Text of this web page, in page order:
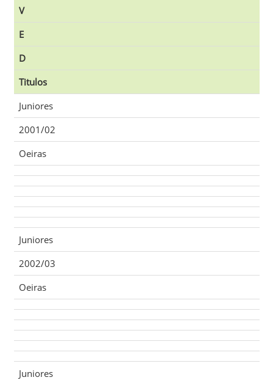
V
E
D
Titulos
Juniores
2001/02
Oeiras
Juniores
2002/03
Oeiras
Juniores